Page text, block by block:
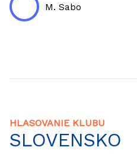
M. Sabo
HLASOVANIE KLUBU
SLOVENSKO